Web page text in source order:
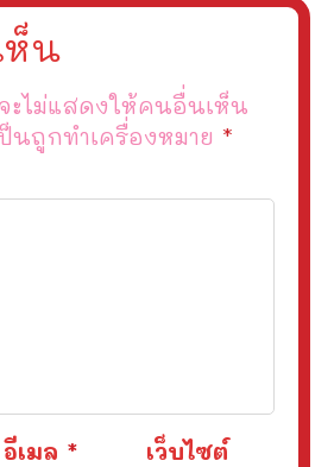
ห็น
ะไม่แสดงให้คนอื่นเห็น
นถูกทำเครื่องหมาย *
อีเมล * เว็บไซต์